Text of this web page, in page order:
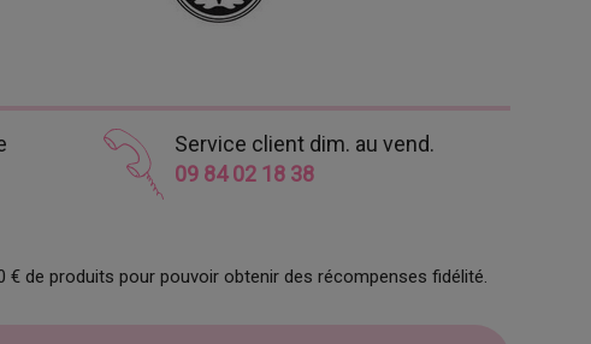
Service client dim. au vend.
09 84 02 18 38
de produits pour pouvoir obtenir des récompenses fidélité.